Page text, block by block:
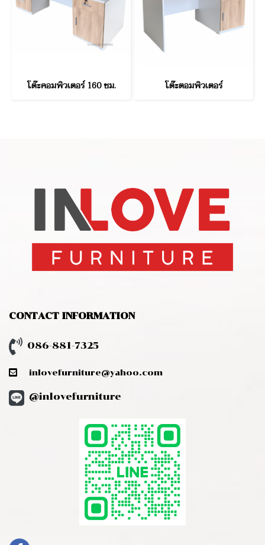
โต๊ะคอมพิวเตอร์ 160 ซม. โต๊ะตอมพิวเตอร์
CONTACT INFORMATION
086-881-7325
inlovefurniture@yahoo.com
@inlovefurniture